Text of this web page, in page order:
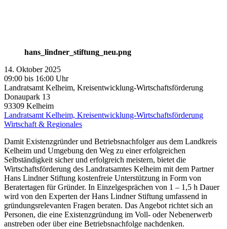
hans_lindner_stiftung_neu.png
14. Oktober 2025
09:00 bis 16:00 Uhr
Landratsamt Kelheim, Kreisentwicklung-Wirtschaftsförderung
Donaupark 13
93309 Kelheim
Landratsamt Kelheim, Kreisentwicklung-Wirtschaftsförderung
Wirtschaft & Regionales
Damit Existenzgründer und Betriebsnachfolger aus dem Landkreis
Kelheim und Umgebung den Weg zu einer erfolgreichen
Selbständigkeit sicher und erfolgreich meistern, bietet die
Wirtschaftsförderung des Landratsamtes Kelheim mit dem Partner
Hans Lindner Stiftung kostenfreie Unterstützung in Form von
Beratertagen für Gründer. In Einzelgesprächen von 1 – 1,5 h Dauer
wird von den Experten der Hans Lindner Stiftung umfassend in
gründungsrelevanten Fragen beraten. Das Angebot richtet sich an
Personen, die eine Existenzgründung im Voll- oder Nebenerwerb
anstreben oder über eine Betriebsnachfolge nachdenken.